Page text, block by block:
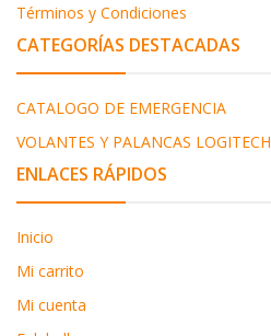
Términos y Condiciones
CATEGORÍAS DESTACADAS
CATALOGO DE EMERGENCIA
VOLANTES Y PALANCAS LOGITECH
ENLACES RÁPIDOS
Inicio
Mi carrito
Mi cuenta